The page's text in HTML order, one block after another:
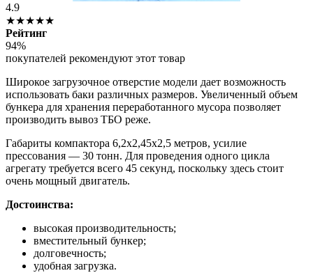
4.9
★★★★★
Рейтинг
94%
покупателей рекомендуют этот товар
Широкое загрузочное отверстие модели дает возможность
использовать баки различных размеров. Увеличенный объем
бункера для хранения переработанного мусора позволяет
производить вывоз ТБО реже.
Габариты компактора 6,2х2,45х2,5 метров, усилие
прессования — 30 тонн. Для проведения одного цикла
агрегату требуется всего 45 секунд, поскольку здесь стоит
очень мощный двигатель.
Достоинства:
высокая производительность;
вместительный бункер;
долговечность;
удобная загрузка.